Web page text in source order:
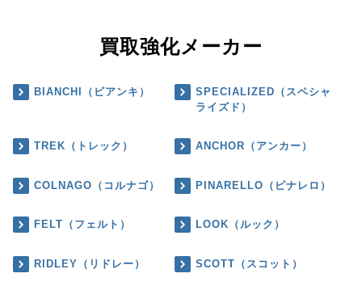
買取強化メーカー
BIANCHI（ビアンキ）
SPECIALIZED（スペシャ
ライズド）
TREK（トレック） ANCHOR（アンカー）
COLNAGO（コルナゴ） PINARELLO（ピナレロ）
FELT（フェルト） LOOK（ルック）
RIDLEY（リドレー） SCOTT（スコット）